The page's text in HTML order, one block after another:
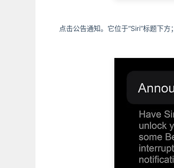
点击公告通知。它位于“Siri”标题下方；